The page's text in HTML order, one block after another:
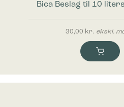
Bica Beslag til 10
30,00 kr. ekskl.